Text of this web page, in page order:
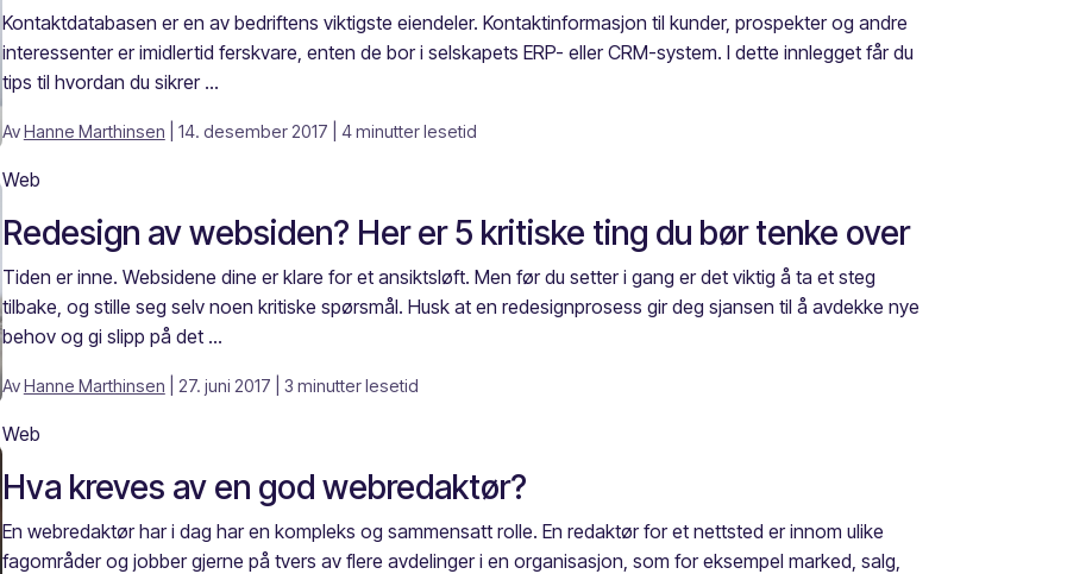
Kontaktdatabasen er en av bedriftens viktigste eiendeler. Kontaktinformasjon til kunder, prospekter og andre
interessenter er imidlertid ferskvare, enten de bor i selskapets ERP- eller CRM-system. I dette innlegget får du
tips til hvordan du sikrer ...
AvHanne Marthinsen | 14. desember 2017 | 4 minutter lesetid
Web
Redesign av websiden? Her er 5 kritiske ting du bør tenke over
Tiden er inne. Websidene dine er klare for et ansiktsløft. Men før du setter i gang er det viktig å ta et steg
tilbake, og stille seg selv noen kritiske spørsmål. Husk at en redesignprosess gir deg sjansen til å avdekke nye
behov og gi slipp på det ...
AvHanne Marthinsen | 27. juni 2017 | 3 minutter lesetid
Web
Hva kreves av en god webredaktør?
En webredaktør har i dag har en kompleks og sammensatt rolle. En redaktør for et nettsted er innom ulike
fagområder og jobber gjerne på tvers av flere avdelinger i en organisasjon, som for eksempel marked, salg,